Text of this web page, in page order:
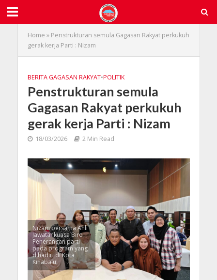
Home » Penstrukturan semula Gagasan Rakyat perkukuh
gerak kerja Parti : Nizam
BERITA GAGASAN RAKYAT•POLITIK
Penstrukturan semula
Gagasan Rakyat perkukuh
gerak kerja Parti : Nizam
18/03/2026 2 Min Read
Nizam bersama Ahli
Jawatankuasa Biro
Penerangan parti
pada program yang
dihadiri di Kota
Kinabalu.